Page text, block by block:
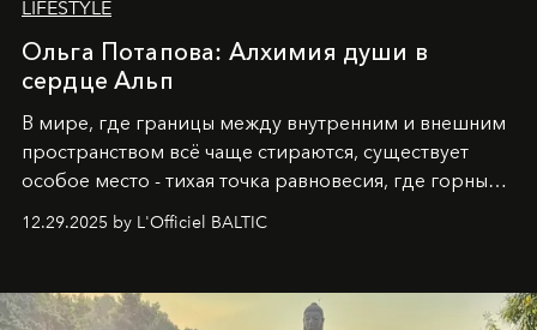
LIFESTYLE
Ольга Потапова: Алхимия души в
сердце Альп
В мире, где границы между внутренним и внешним
пространством всё чаще стираются, существует
особое место - тихая точка равновесия, где горные
вершины Швейцарии встречаются с бездонными
глубинами человеческой души. Здесь, на стыке
Ольга Потапова - женщина, чей путь от поиска
истины превратился в искусство превращения
12.29.2025 by L'Officiel BALTIC